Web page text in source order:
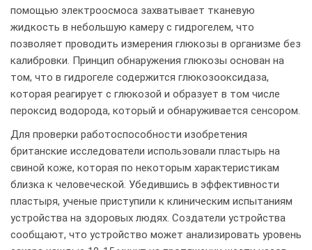
помощью электроосмоса захватывает тканевую
жидкость в небольшую камеру с гидрогелем, что
позволяет проводить измерения глюкозы в организме без
калибровки. Принцип обнаружения глюкозы основан на
том, что в гидрогеле содержится глюкозооксидаза,
которая реагирует с глюкозой и образует в том числе
пероксид водорода, который и обнаруживается сенсором.
Для проверки работоспособности изобретения
британские исследователи использовали пластырь на
свиной коже, которая по некоторым характеристикам
близка к человеческой. Убедившись в эффективности
пластыря, ученые приступили к клиническим испытаниям
устройства на здоровых людях. Создатели устройства
сообщают, что устройство может анализировать уровень